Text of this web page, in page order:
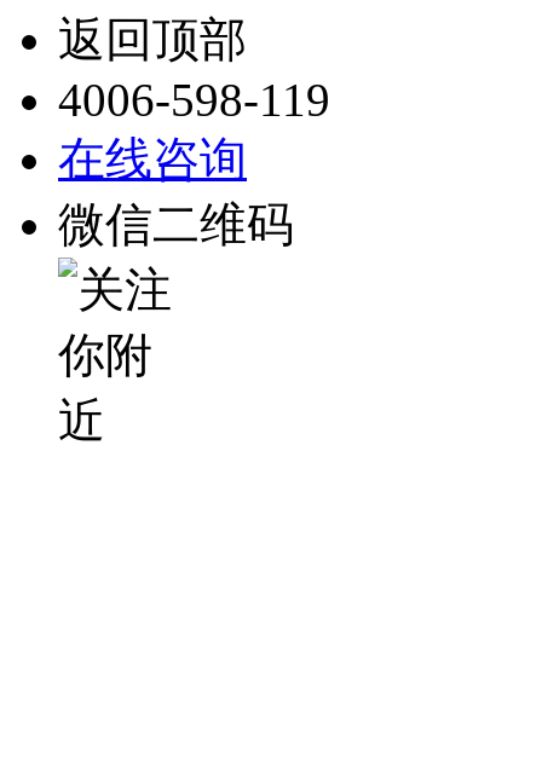
返回顶部
4006-598-119
在线咨询
微信二维码